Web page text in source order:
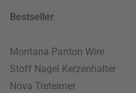
Bestseller
Montana Panton Wire
Stoff Nagel Kerzenhalter
Nova Treteimer